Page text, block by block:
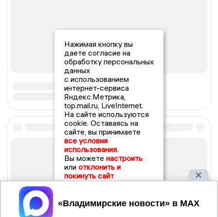
Нажимая кнопку вы
даете согласие на
обработку персональных
данных
с использованием
интернет-сервиса
Яндекс.Метрика,
top.mail.ru, LiveInternet.
На сайте используются
cookie. Оставаясь на
сайте, вы принимаете
все условия
использования.
Вы можете настроить
или отклонить и
покинуть сайт
Принять